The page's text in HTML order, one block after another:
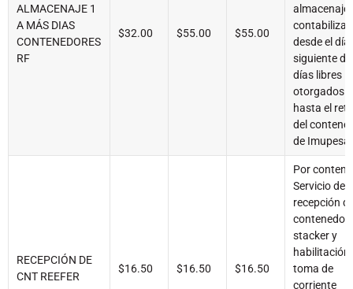
ALMACENAJE 1
A MÁS DIAS
CONTENEDORES
RF
$32.00 $55.00 $55.00
almacenaje
contabiliza
desde el día
siguiente
días libres
otorgados
hasta el
del
de Imupesa
RECEPCIÓN DE
CNT REEFER
$16.50 $16.50 $16.50
Por
Servicio de
recepción
contenedor
stacker y
habilitación
toma de
corriente